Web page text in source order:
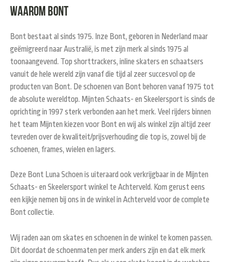
Waarom Bont
Bont bestaat al sinds 1975. Inze Bont, geboren in Nederland maar
geëmigreerd naar Australië, is met zijn merk al sinds 1975 al
toonaangevend. Top shorttrackers, inline skaters en schaatsers
vanuit de hele wereld zijn vanaf die tijd al zeer succesvol op de
producten van Bont. De schoenen van Bont behoren vanaf 1975 tot
de absolute wereldtop. Mijnten Schaats- en Skeelersport is sinds de
oprichting in 1997 sterk verbonden aan het merk. Veel rijders binnen
het team Mijnten kiezen voor Bont en wij als winkel zijn altijd zeer
tevreden over de kwaliteit/prijsverhouding die top is, zowel bij de
schoenen, frames, wielen en lagers.
Deze Bont Luna Schoen is uiteraard ook verkrijgbaar in de Mijnten
Schaats- en Skeelersport winkel te Achterveld. Kom gerust eens
een kijkje nemen bij ons in de winkel in Achterveld voor de complete
Bont collectie.
Wij raden aan om skates en schoenen in de winkel te komen passen.
Dit doordat de schoenmaten per merk anders zijn en dat elk merk